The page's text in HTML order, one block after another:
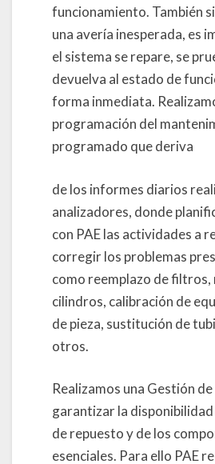
funcionamiento. También
una avería inesperada, es
el sistema se repare, se
devuelva al estado de
forma inmediata.
programación del
programado que deriva
de los informes diarios
analizadores, donde
con PAE las actividades a
corregir los problemas
como reemplazo de filtros,
cilindros, calibración de
de pieza, sustitución de
otros.
Realizamos una Gestión
garantizar la disponibilidad
de repuesto y de los
esenciales. Para ello PAE